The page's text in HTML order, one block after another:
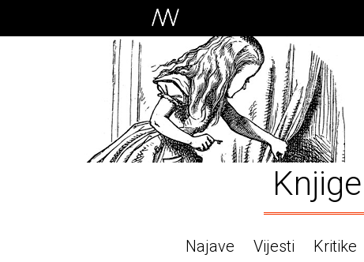
Knjige
Najave Vijesti Kritike